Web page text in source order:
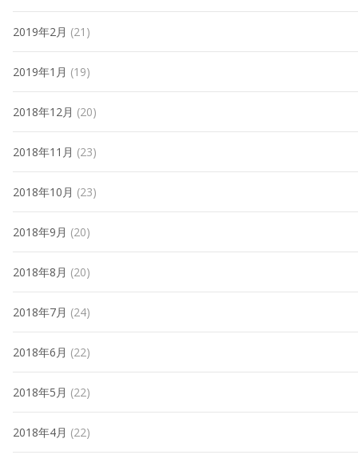
2019年2月 (21)
2019年1月 (19)
2018年12月 (20)
2018年11月 (23)
2018年10月 (23)
2018年9月 (20)
2018年8月 (20)
2018年7月 (24)
2018年6月 (22)
2018年5月 (22)
2018年4月 (22)